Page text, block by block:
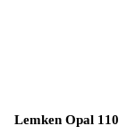
Lemken Opal 110